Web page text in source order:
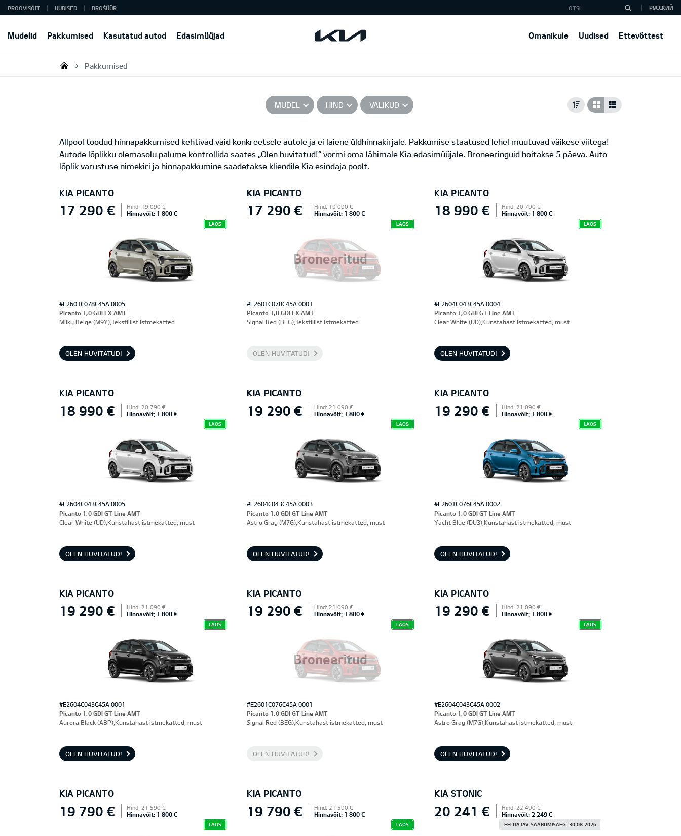
Mudelid Pakkumised Kasutatud autod Edasimüüjad Omanikule Uudised Ettevõttest
PROOVISÕIT UUDISED BROŠÜÜR РУССКИЙ
KIA AUTO AS
Pakkumised
MUDEL HIND VALIKUD
Allpool toodud hinnapakkumised kehtivad vaid konkreetsele autole ja ei laiene üldhinnakirjale. Pakkumise staatused lehel muutuvad väikese viitega!
Autode lõplikku olemasolu palume kontrollida saates „Olen huvitatud!“ vormi oma lähimale Kia edasimüüjale. Broneeringuid hoitakse 5 päeva. Auto
lõplik varustuse nimekiri ja hinnapakkumine saadetakse kliendile Kia esindaja poolt.
KIA PICANTO
17 290 € Hind: 19 090 €
Hinnavõit: 1 800 €
LAOS
#E2601C078C45A 0005
Picanto 1,0 GDI EX AMT
Milky Beige (M9Y),Tekstiilist istmekatted
OLEN HUVITATUD!
KIA PICANTO
Broneeritud
17 290 € Hind: 19 090 €
Hinnavõit: 1 800 €
LAOS
#E2601C078C45A 0001
Picanto 1,0 GDI EX AMT
Signal Red (BEG),Tekstiilist istmekatted
OLEN HUVITATUD!
KIA PICANTO
18 990 € Hind: 20 790 €
Hinnavõit: 1 800 €
LAOS
#E2604C043C45A 0004
Picanto 1,0 GDI GT Line AMT
Clear White (UD),Kunstahast istmekatted, must
OLEN HUVITATUD!
KIA PICANTO
18 990 € Hind: 20 790 €
Hinnavõit: 1 800 €
LAOS
#E2604C043C45A 0005
Picanto 1,0 GDI GT Line AMT
Clear White (UD),Kunstahast istmekatted, must
OLEN HUVITATUD!
KIA PICANTO
19 290 € Hind: 21 090 €
Hinnavõit: 1 800 €
LAOS
#E2604C043C45A 0003
Picanto 1,0 GDI GT Line AMT
Astro Gray (M7G),Kunstahast istmekatted, must
OLEN HUVITATUD!
KIA PICANTO
19 290 € Hind: 21 090 €
Hinnavõit: 1 800 €
LAOS
#E2601C076C45A 0002
Picanto 1,0 GDI GT Line AMT
Yacht Blue (DU3),Kunstahast istmekatted, must
OLEN HUVITATUD!
KIA PICANTO
19 290 € Hind: 21 090 €
Hinnavõit: 1 800 €
LAOS
#E2604C043C45A 0001
Picanto 1,0 GDI GT Line AMT
Aurora Black (ABP),Kunstahast istmekatted, must
OLEN HUVITATUD!
KIA PICANTO
Broneeritud
19 290 € Hind: 21 090 €
Hinnavõit: 1 800 €
LAOS
#E2601C076C45A 0001
Picanto 1,0 GDI GT Line AMT
Signal Red (BEG),Kunstahast istmekatted, must
OLEN HUVITATUD!
KIA PICANTO
19 290 € Hind: 21 090 €
Hinnavõit: 1 800 €
LAOS
#E2604C043C45A 0002
Picanto 1,0 GDI GT Line AMT
Astro Gray (M7G),Kunstahast istmekatted, must
OLEN HUVITATUD!
KIA PICANTO
19 790 € Hind: 21 590 €
Hinnavõit: 1 800 €
LAOS
KIA PICANTO
19 790 € Hind: 21 590 €
Hinnavõit: 1 800 €
LAOS
KIA STONIC
20 241 € Hind: 22 490 €
Hinnavõit: 2 249 €
EELDATAV SAABUMISAEG: 30.08.2026